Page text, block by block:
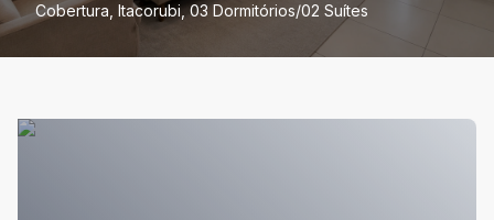
Cobertura, Itacorubi, 03 Dormitórios/02 Suítes